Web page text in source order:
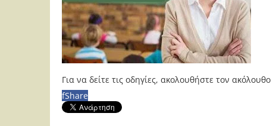
Για να δείτε τις οδηγίες, ακολουθήστε τον ακόλουθο
fShare